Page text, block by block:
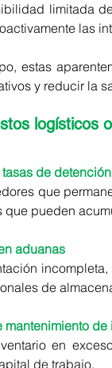
limitada
las
estas
y reducir la
logísticos
tasas de detención
que
que pueden
aduanas
de
mantenimiento de
en
de trabajo.